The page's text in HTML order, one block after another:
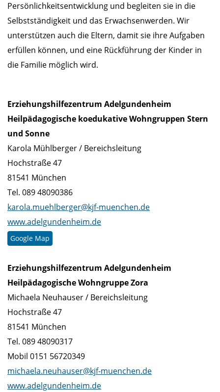
Persönlichkeitsentwicklung und begleiten sie in die
Selbstständigkeit und das Erwachsenwerden. Wir
unterstützen auch die Eltern, damit sie ihre Aufgaben
erfüllen können, und eine Rückführung der Kinder in
die Familie möglich wird.
Erziehungshilfezentrum Adelgundenheim
Heilpädagogische koedukative Wohngruppen Stern
und Sonne
Karola Mühlberger / Bereichsleitung
Hochstraße 47
81541 München
Tel. 089 48090386
karola.muehlberger@kjf-muenchen.de
www.adelgundenheim.de
Google Map
Erziehungshilfezentrum Adelgundenheim
Heilpädagogische Wohngruppe Zora
Michaela Neuhauser / Bereichsleitung
Hochstraße 47
81541 München
Tel. 089 48090317
Mobil 0151 56720349
michaela.neuhauser@kjf-muenchen.de
www.adelgundenheim.de